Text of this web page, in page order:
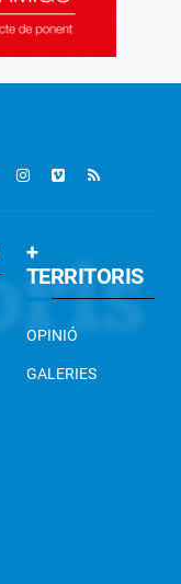
+
TERRITORIS
OPINIÓ
GALERIES